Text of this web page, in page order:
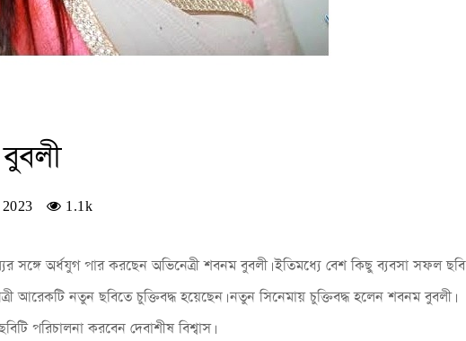
1.1k
সঙ্গে অর্ধযুগ পার করছেন অভিনেত্রী শবনম বুবলী। ইতিমধ্যে বেশ কিছু ব্যবসা সফল ছবি
আরেকটি নতুন ছবিতে চুক্তিবদ্ধ হয়েছেন। নতুন সিনেমায় চুক্তিবদ্ধ হলেন শবনম বুবলী।
পরিচালনা করবেন দেবাশীষ বিশ্বাস।